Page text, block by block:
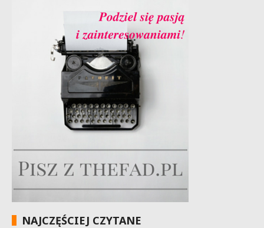
NAJCZĘŚCIEJ CZYTANE